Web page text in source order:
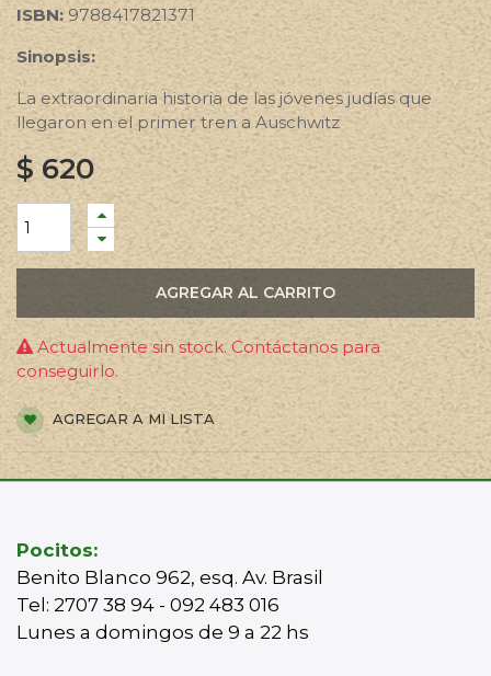
ISBN: 9788417821371
Sinopsis:
La extraordinaria historia de las jóvenes judías que
llegaron en el primer tren a Auschwitz
$ 620
AGREGAR AL CARRITO
Actualmente sin stock. Contáctanos para
conseguirlo.
AGREGAR A MI LISTA
Pocitos:
Benito Blanco 962, esq. Av. Brasil
Tel: 2707 38 94 - 092 483 016
Lunes a domingos de 9 a 22 hs